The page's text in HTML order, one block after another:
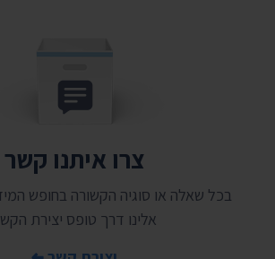
צרו איתנו קשר
בכל שאלה או סוגיה הקשורה בחופש
אלינו דרך טופס יצירת